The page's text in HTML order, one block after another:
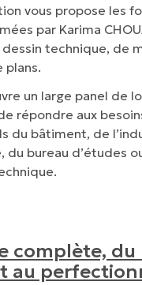
vous propose les
par Karima
technique, de
plans.
un large panel de
répondre aux
du bâtiment, de
du bureau d’études
complète, du
au